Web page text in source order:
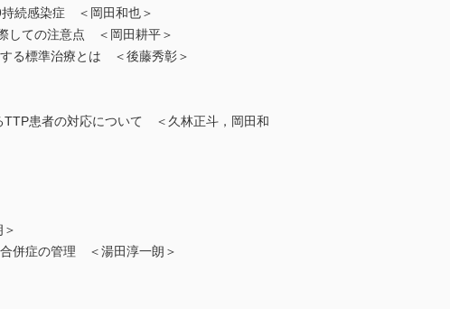
続感染症 ＜岡田和也＞
しての注意点 ＜岡田耕平＞
る標準治療とは ＜後藤秀彰＞
患者の対応について ＜久林正斗，岡田和
併症の管理 ＜湯田淳一朗＞